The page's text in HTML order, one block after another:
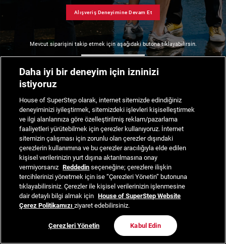
Alışveriş Deneyimine Devam Et
Mevcut siparişini takip etmek için aşağıdaki butona tıklayabilirsin.
Daha iyi bir deneyim için izninizi
istiyoruz
House of SuperStep olarak, internet sitemizde edindiğiniz
deneyiminizi iyileştirmek, sitemizdeki işlevleri kişiselleştirmek
ve ilgi alanlarınıza göre özelleştirilmiş reklam/pazarlama
faaliyetleri yürütebilmek için çerezler kullanıyoruz. İnternet
sitemizin çalışması için zorunlu olan çerezler dışındaki
çerezlerin kullanımına ve bu çerezler aracılığıyla elde edilen
kişisel verilerinizin yurt dışına aktarılmasına onay
vermiyorsanız Reddedin seçeneğine; çerezlere ilişkin
tercihlerinizi yönetmek için ise “Çerezleri Yönetin” butonuna
tıklayabilirsiniz. Çerezler ile kişisel verilerinizin işlenmesine
dair detaylı bilgi almak için House of SuperStep Website
Çerez Politikamızıziyaret edebilirsiniz.
Çerezleri Yönetin Kabul Edin